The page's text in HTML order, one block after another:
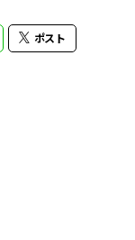
ポスト